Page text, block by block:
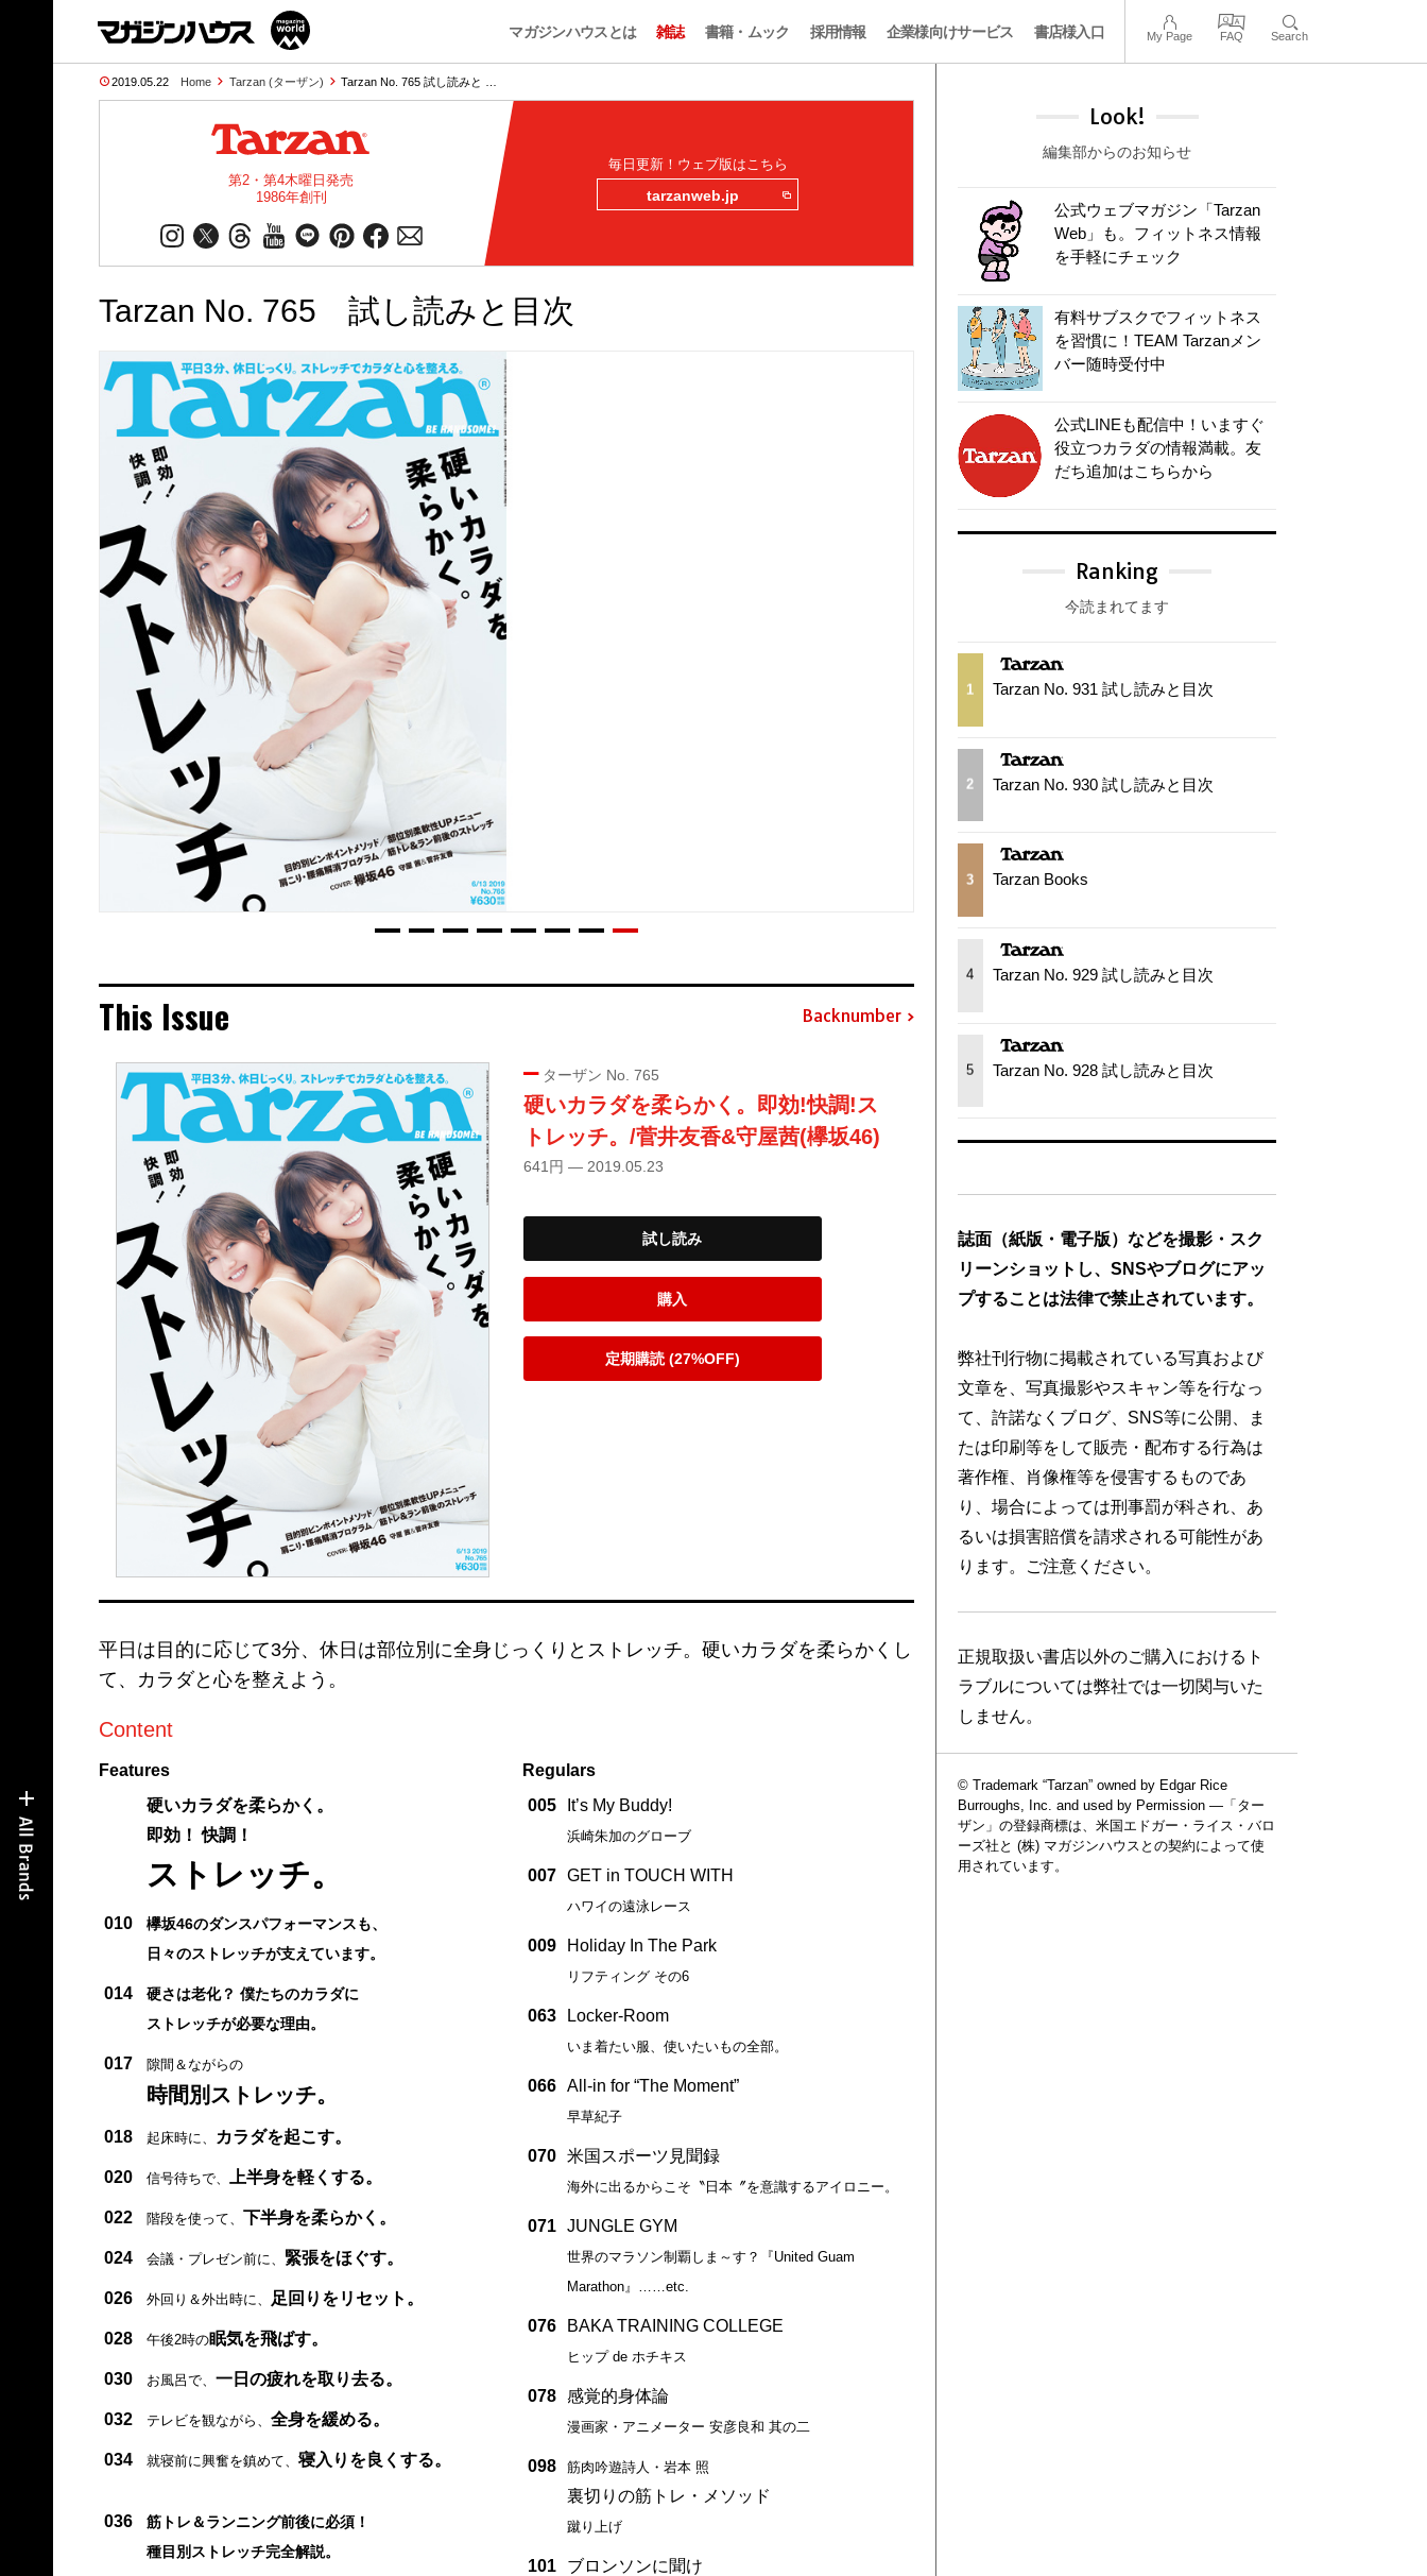
マガジンハウスとは 雑誌 書籍・ムック 採用情報 企業様向けサービス 書店様入口 My Page FAQ Search
2019.05.22 Home Tarzan (ターザン) Tarzan No. 765 試し読みと …
第2・第4木曜日発売
1986年創刊
毎日更新！ウェブ版はこちら
tarzanweb.jp
Tarzan No. 765 試し読みと目次
This Issue Backnumber
ターザン No. 765
硬いカラダを柔らかく。即効!快調!ス
トレッチ。/菅井友香&守屋茜(欅坂46)
641円 — 2019.05.23
試し読み
購入
定期購読 (27%OFF)
平日は目的に応じて3分、休日は部位別に全身じっくりとストレッチ。硬いカラダを柔らかくし
て、カラダと心を整えよう。
Content
Features
硬いカラダを柔らかく。
即効！ 快調！
ストレッチ。
010
欅坂46のダンスパフォーマンスも、
日々のストレッチが支えています。
014
硬さは老化？ 僕たちのカラダに
ストレッチが必要な理由。
017 隙間＆ながらの
時間別ストレッチ。
018 起床時に、 カラダを起こす。
020 信号待ちで、 上半身を軽くする。
022 階段を使って、 下半身を柔らかく。
024 会議・プレゼン前に、 緊張をほぐす。
026 外回り＆外出時に、 足回りをリセット。
028 午後2時の眠気を飛ばす。
030 お風呂で、 一日の疲れを取り去る。
032 テレビを観ながら、 全身を緩める。
034 就寝前に興奮を鎮めて、 寝入りを良くする。
036
筋トレ＆ランニング前後に必須！
種目別ストレッチ完全解説。
Regulars
005
It’s My Buddy!
浜崎朱加のグローブ
007 GET in TOUCH WITH
ハワイの遠泳レース
009 Holiday In The Park
リフティング その6
063 Locker-Room
いま着たい服、使いたいもの全部。
066 All-in for “The Moment”
早草紀子
070 米国スポーツ見聞録
海外に出るからこそ〝日本〞を意識するアイロニー。
071 JUNGLE GYM
世界のマラソン制覇しま～す？『United Guam
Marathon』……etc.
076 BAKA TRAINING COLLEGE
ヒップ de ホチキス
078 感覚的身体論
漫画家・アニメーター 安彦良和 其の二
098 筋肉吟遊詩人・岩本 照
裏切りの筋トレ・メソッド
蹴り上げ
101 ブロンソンに聞け
Look!
編集部からのお知らせ
公式ウェブマガジン「Tarzan
Web」も。フィットネス情報
を手軽にチェック
有料サブスクでフィットネス
を習慣に！TEAM Tarzanメン
バー随時受付中
公式LINEも配信中！いますぐ
役立つカラダの情報満載。友
だち追加はこちらから
Ranking
今読まれてます
1 Tarzan No. 931 試し読みと目次
2 Tarzan No. 930 試し読みと目次
3 Tarzan Books
4 Tarzan No. 929 試し読みと目次
5 Tarzan No. 928 試し読みと目次
誌面（紙版・電子版）などを撮影・スク
リーンショットし、SNSやブログにアッ
プすることは法律で禁止されています。
弊社刊行物に掲載されている写真および
文章を、写真撮影やスキャン等を行なっ
て、許諾なくブログ、SNS等に公開、ま
たは印刷等をして販売・配布する行為は
著作権、肖像権等を侵害するものであ
り、場合によっては刑事罰が科され、あ
るいは損害賠償を請求される可能性があ
ります。ご注意ください。
正規取扱い書店以外のご購入におけるト
ラブルについては弊社では一切関与いた
しません。
© Trademark “Tarzan” owned by Edgar Rice
Burroughs, Inc. and used by Permission —「ター
ザン」の登録商標は、米国エドガー・ライス・バロ
ーズ社と (株) マガジンハウスとの契約によって使
用されています。